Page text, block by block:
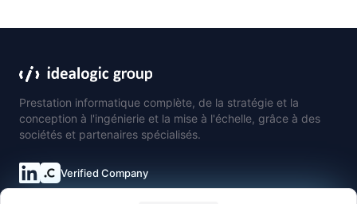
Prestation informatique complète, de la stratégie et la
conception à l'ingénierie et la mise à l'échelle, grâce à des
sociétés et partenaires spécialisés.
Connecte-toi sur LinkedIn
Verified Company
Managing consent